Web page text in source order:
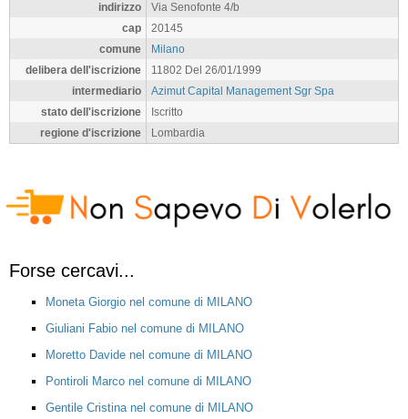
indirizzo
Via Senofonte 4/b
cap
20145
comune
Milano
delibera dell'iscrizione
11802 Del 26/01/1999
intermediario
Azimut Capital Management Sgr Spa
stato dell'iscrizione
Iscritto
regione d'iscrizione
Lombardia
Forse cercavi...
Moneta Giorgio nel comune di MILANO
Giuliani Fabio nel comune di MILANO
Moretto Davide nel comune di MILANO
Pontiroli Marco nel comune di MILANO
Gentile Cristina nel comune di MILANO